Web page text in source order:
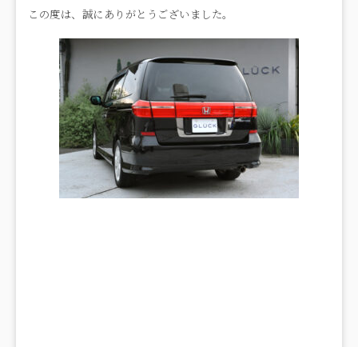
この度は、誠にありがとうございました。